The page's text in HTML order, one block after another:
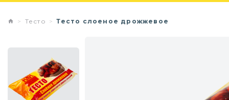
Тесто Тесто слоеное дрожжевое